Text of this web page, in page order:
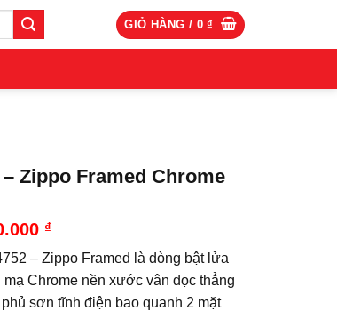
GIỎ HÀNG / 0₫
Zippo Framed Chrome
₫.
₫Giá
tại
là:
850.000 ₫.
– Zippo Framed là dòng bật lửa
Chrome nền xước vân dọc thẳng
sơn tĩnh điện bao quanh 2 mặt